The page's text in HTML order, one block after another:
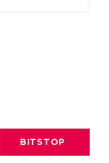
BITSTOP